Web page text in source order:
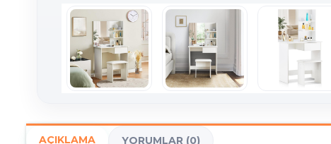
AÇIKLAMA YORUMLAR (0)